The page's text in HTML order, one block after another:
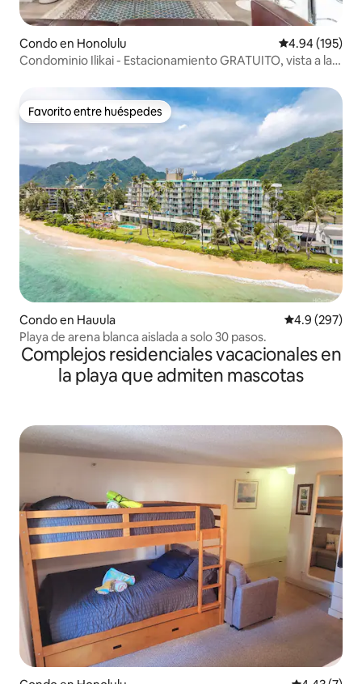
Condo en Honolulu Calificación
4.94 (195)
Condominio Ilikai - Estacionamiento GRATUITO, vista a la
Favorito entre huéspedes
Favorito entre huéspedes
Condo en Hauula Calificación
4.9 (297)
Playa de arena blanca aislada a solo 30 pasos.
Complejos residenciales vacacionales en
la playa que admiten mascotas